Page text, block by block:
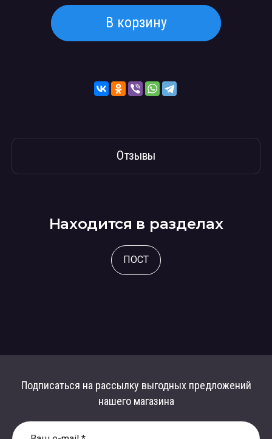
В корзину
Отзывы
Находится в разделах
ПОСТ
Подписаться на рассылку выгодных предложений
нашего магазина